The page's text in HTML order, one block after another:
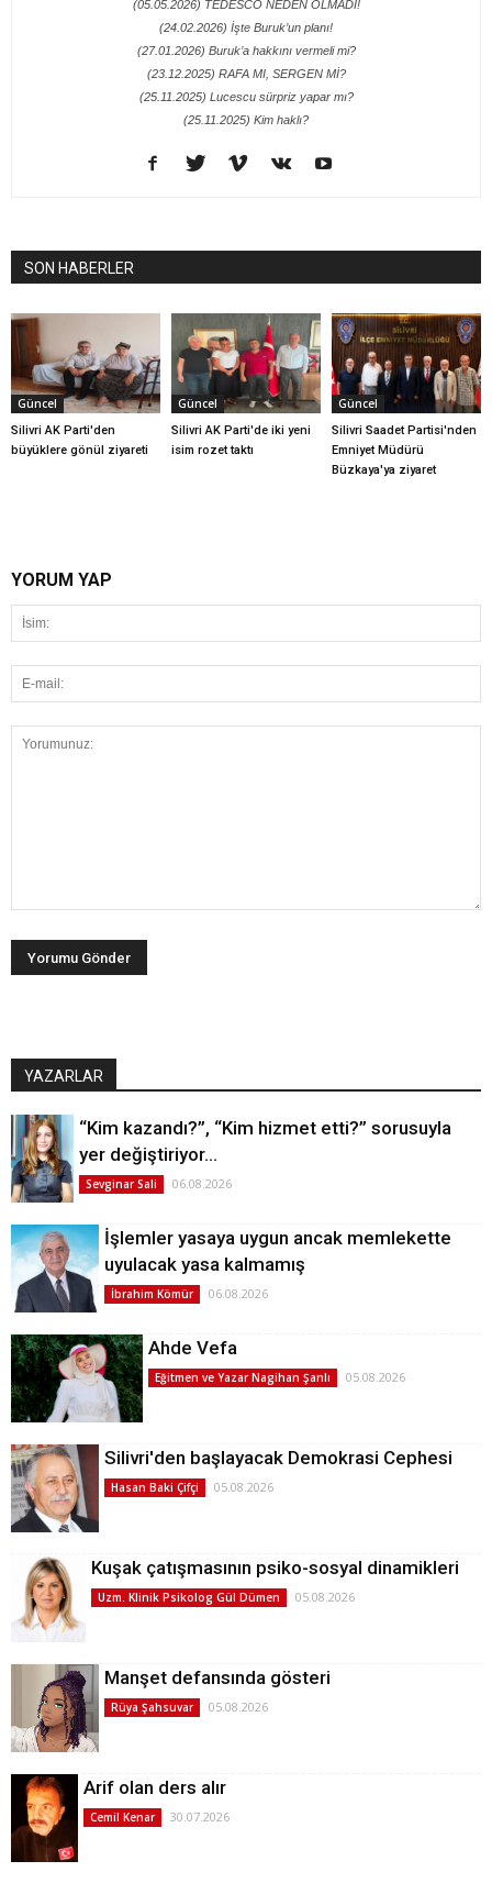
(05.05.2026) TEDESCO NEDEN OLMADI!
(24.02.2026) İşte Buruk’un planı!
(27.01.2026) Buruk’a hakkını vermeli mi?
(23.12.2025) RAFA MI, SERGEN Mİ?
(25.11.2025) Lucescu sürpriz yapar mı?
(25.11.2025) Kim haklı?
SON HABERLER
Güncel
Silivri AK Parti'den
büyüklere gönül ziyareti
Güncel
Silivri AK Parti'de iki yeni
isim rozet taktı
Güncel
Silivri Saadet Partisi'nden
Emniyet Müdürü
Büzkaya'ya ziyaret
YORUM YAP
YAZARLAR
“Kim kazandı?”, “Kim hizmet etti?” sorusuyla
yer değiştiriyor…
Sevginar Sali 06.08.2026
İşlemler yasaya uygun ancak memlekette
uyulacak yasa kalmamış
İbrahim Kömür 06.08.2026
Ahde Vefa
Eğitmen ve Yazar Nagihan Şanlı 05.08.2026
Silivri'den başlayacak Demokrasi Cephesi
Hasan Baki Çifçi 05.08.2026
Kuşak çatışmasının psiko-sosyal dinamikleri
Uzm. Klinik Psikolog Gül Dümen 05.08.2026
Manşet defansında gösteri
Rüya Şahsuvar 05.08.2026
Arif olan ders alır
Cemil Kenar 30.07.2026